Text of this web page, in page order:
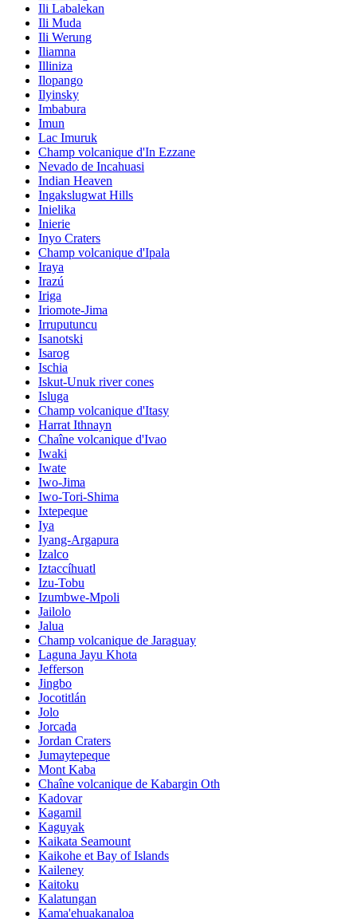
Ili Labalekan
Ili Muda
Ili Werung
Iliamna
Illiniza
Ilopango
Ilyinsky
Imbabura
Imun
Lac Imuruk
Champ volcanique d'In Ezzane
Nevado de Incahuasi
Indian Heaven
Ingakslugwat Hills
Inielika
Inierie
Inyo Craters
Champ volcanique d'Ipala
Iraya
Irazú
Iriga
Iriomote-Jima
Irruputuncu
Isanotski
Isarog
Ischia
Iskut-Unuk river cones
Isluga
Champ volcanique d'Itasy
Harrat Ithnayn
Chaîne volcanique d'Ivao
Iwaki
Iwate
Iwo-Jima
Iwo-Tori-Shima
Ixtepeque
Iya
Iyang-Argapura
Izalco
Iztaccíhuatl
Izu-Tobu
Izumbwe-Mpoli
Jailolo
Jalua
Champ volcanique de Jaraguay
Laguna Jayu Khota
Jefferson
Jingbo
Jocotitlán
Jolo
Jorcada
Jordan Craters
Jumaytepeque
Mont Kaba
Chaîne volcanique de Kabargin Oth
Kadovar
Kagamil
Kaguyak
Kaikata Seamount
Kaikohe et Bay of Islands
Kaileney
Kaitoku
Kalatungan
Kama'ehuakanaloa